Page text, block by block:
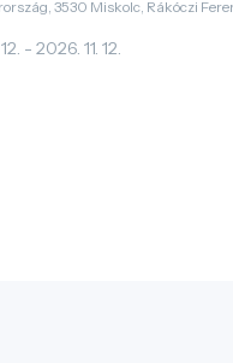
3530 Miskolc, Rákóczi
- 2026. 11. 12.